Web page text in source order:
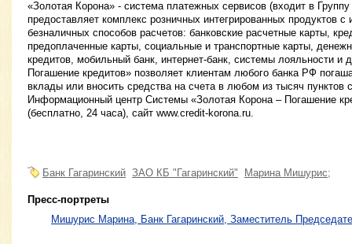
«Золотая Корона» - система платежных сервисов (входит в
предоставляет комплекс розничных интегрированных продуктов
безналичных способов расчетов: банковские расчетные карты,
предоплаченные карты, социальные и транспортные карты,
кредитов, мобильный банк, интернет-банк, системы лояльности и
Погашение кредитов» позволяет клиентам любого банка РФ
вклады или вносить средства на счета в любом из тысяч пунктов
Информационный центр Системы «Золотая Корона – Погашение
(бесплатно, 24 часа), сайт www.credit-korona.ru.
Банк Гагаринский ЗАО КБ "Гагаринский" Марина Мишурис;
Пресс-портреты
Мишурис Марина, Банк Гагаринский, Заместитель